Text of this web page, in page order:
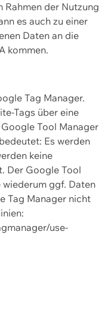
der Nutzung
es auch zu einer
Daten an die
kommen.
Tag Manager.
Tags über eine
Tool Manager
Es werden
keine
Der Google Tool
wiederum ggf. Daten
Tag Manager nicht
use-